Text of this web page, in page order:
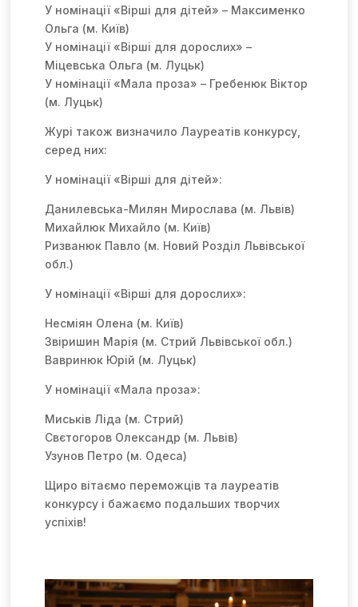
У номінації «Вірші для дітей» – Максименко
Ольга (м. Київ)
У номінації «Вірші для дорослих» –
Міцевська Ольга (м. Луцьк)
У номінації «Мала проза» – Гребенюк Віктор
(м. Луцьк)
Журі також визначило Лауреатів конкурсу,
серед них:
У номінації «Вірші для дітей»:
Данилевська-Милян Мирослава (м. Львів)
Михайлюк Михайло (м. Київ)
Ризванюк Павло (м. Новий Розділ Львівської
обл.)
У номінації «Вірші для дорослих»:
Несміян Олена (м. Київ)
Звіришин Марія (м. Стрий Львівської обл.)
Вавринюк Юрій (м. Луцьк)
У номінації «Мала проза»:
Миськів Ліда (м. Стрий)
Свєтогоров Олександр (м. Львів)
Узунов Петро (м. Одеса)
Щиро вітаємо переможців та лауреатів
конкурсу і бажаємо подальших творчих
успіхів!